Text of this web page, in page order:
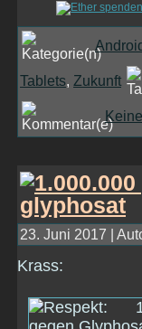
Tablets, Zukunft
23. Juni 2017 |
Krass: